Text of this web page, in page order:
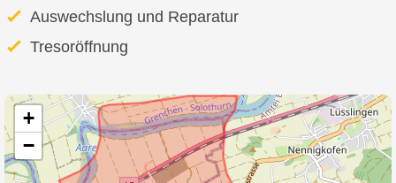
Auswechslung und Reparatur
Tresoröffnung
+
−